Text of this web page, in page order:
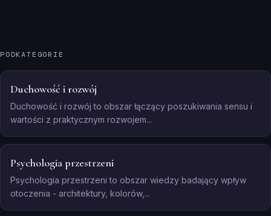
PODKATEGORIE
Duchowość i rozwój
Duchowość i rozwój to obszar łączący poszukiwania sensu i
wartości z praktycznym rozwojem...
Psychologia przestrzeni
Psychologia przestrzeni to obszar wiedzy badający wpływ
otoczenia - architektury, kolorów,...